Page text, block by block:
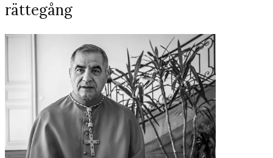
rättegång